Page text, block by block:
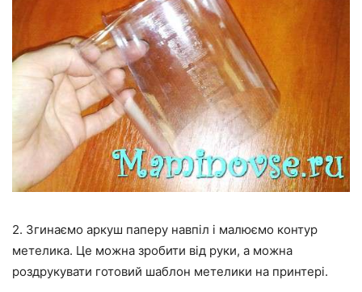
2. Згинаємо аркуш паперу навпіл і малюємо контур
метелика. Це можна зробити від руки, а можна
роздрукувати готовий шаблон метелики на принтері.